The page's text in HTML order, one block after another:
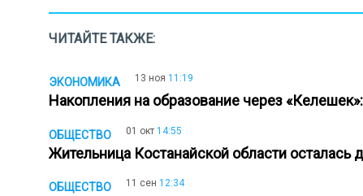
ЧИТАЙТЕ ТАКЖЕ:
ЭКОНОМИКА 13 ноя 11:19
Накопления на образование через
ОБЩЕСТВО 01 окт 14:55
Жительница Костанайской области осталась
ОБЩЕСТВО 11 сен 12:34